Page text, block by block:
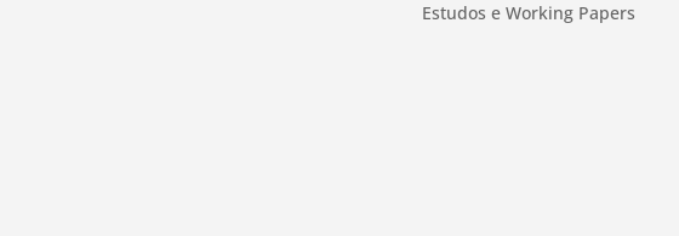
Estudos e Working Papers